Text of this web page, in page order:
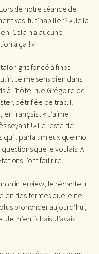
de notre séance de
vas-tu t’habiller ? » Je la
Cela n’a aucune
à ça ! »
gris foncé à fines
Je me sens bien dans
à l’hôtel rue Grégoire de
pétrifiée de trac. Il
français : « J’aime
seyant ! » Le reste de
qu’il parlait mieux que moi
questions que je voulais. A
l’ont fait rire.
interview, le rédacteur
en des termes que je ne
prononcer aujourd’hui,
m’en fichais. J’avais